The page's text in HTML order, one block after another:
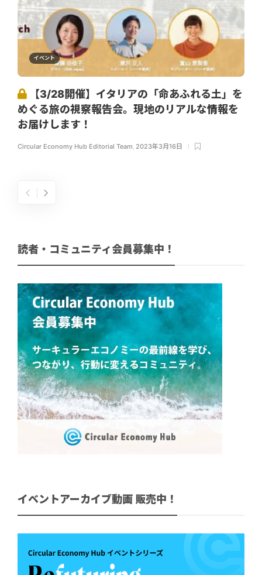
イベント
【3/28開催】イタリアの「命あふれる土」を
めぐる旅の視察報告会。現地のリアルな情報を
お届けします！
Circular Economy Hub Editorial Team, 2023年3月16日
読者・コミュニティ会員募集中！
イベントアーカイブ動画 販売中！